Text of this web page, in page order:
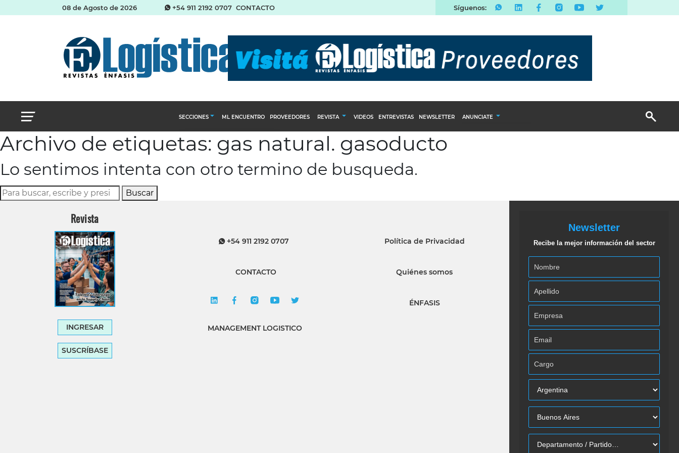
08 de Agosto de 2026 +54 911 2192 0707 CONTACTO Síguenos:
SECCIONES
Abastecimiento y compras
Almacenes e inventarios
ML ENCUENTRO PROVEEDORES REVISTA
Calendario Editorial
Ediciones Anteriores
VIDEOS ENTREVISTAS NEWSLETTER ANUNCIATE
Archivo de etiquetas: gas natural. gasoducto
Lo sentimos intenta con otro termino de busqueda.
Buscar
Revista
INGRESAR
SUSCRÍBASE
+54 911 2192 0707
CONTACTO
MANAGEMENT LOGISTICO
Política de Privacidad
Quiénes somos
ÉNFASIS
Newsletter
Recibe la mejor información del sector